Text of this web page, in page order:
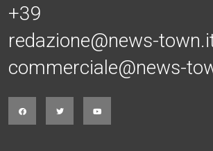
+39
redazione@news-
commerciale@news-